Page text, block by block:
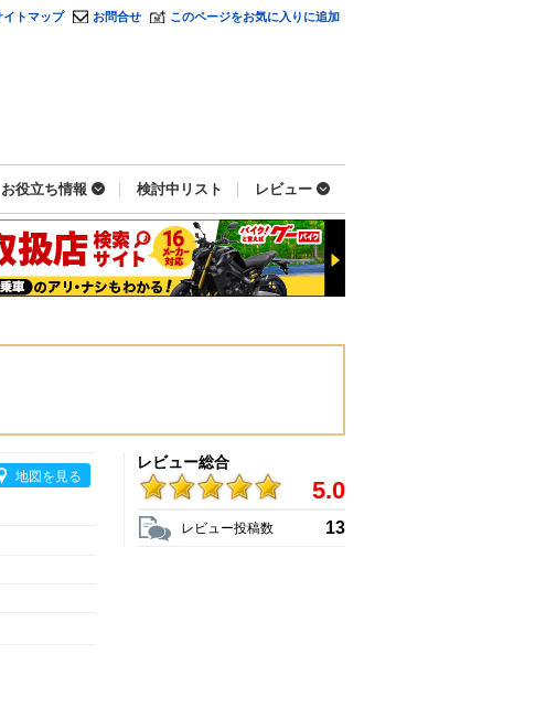
イトマップ お問合せ このページをお気に入りに追加
お役立ち情報 検討中リスト レビュー
地図を見る
レビュー総合
5.0
レビュー投稿数 13